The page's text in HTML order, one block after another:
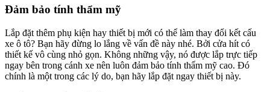
Đảm bảo tính thẩm mỹ
Lắp đặt thêm phụ kiện hay thiết bị mới có thể làm thay đổi kết cấu
xe ô tô? Bạn hãy đừng lo lắng về vấn đề này nhé. Bởi cửa hít có
thiết kế vô cùng nhỏ gọn. Không những vậy, nó được lắp trực tiếp
ngay bên trong cánh xe nên luôn đảm bảo tính thẩm mỹ cao. Đó
chính là một trong các lý do, bạn hãy lắp đặt ngay thiết bị này.